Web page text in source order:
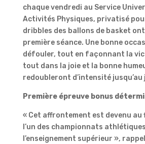
chaque vendredi au Service
Activités Physiques, privatisé
dribbles des ballons de basket
première séance. Une bonne
défouler, tout en façonnant la
tout dans la joie et la bonne
redoubleront d’intensité jusqu’au
Première épreuve bonus
« Cet affrontement est devenu au
l’un des championnats
l’enseignement supérieur »,